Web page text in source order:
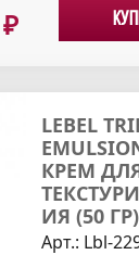
₽
LEBEL
КРЕМ
ИЯ (50 ГР)
Арт.: Lbl-